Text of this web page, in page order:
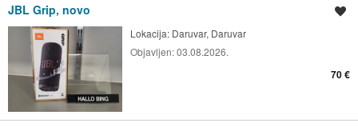
JBL Grip, novo
Lokacija: Daruvar, Daruvar
Objavljen:03.08.2026.
70 €